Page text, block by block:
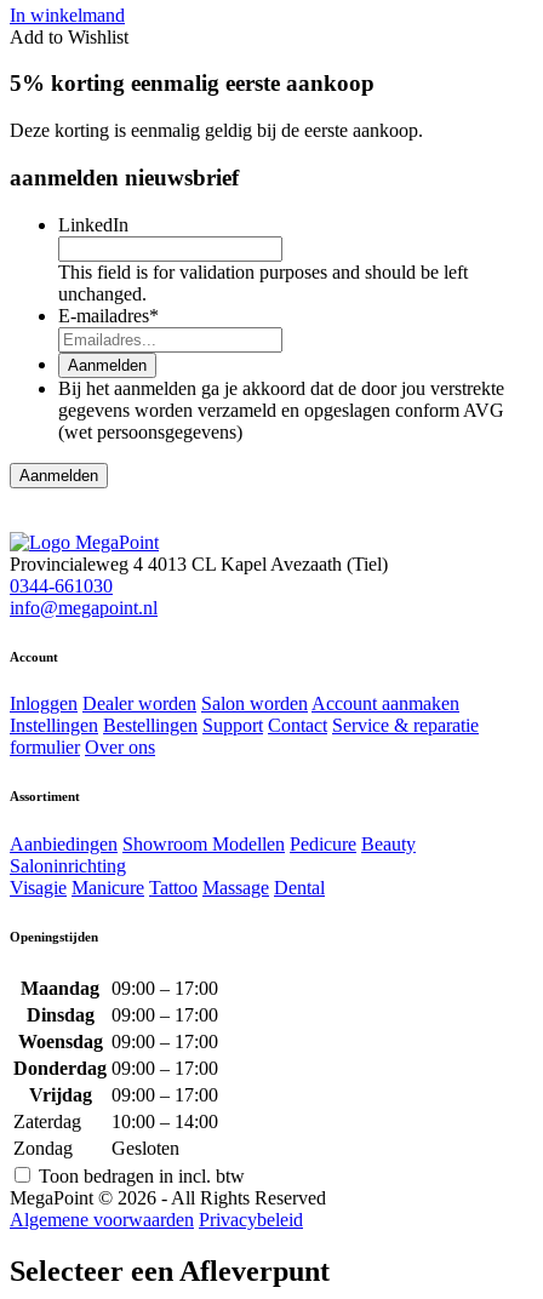
In winkelmand
Add to Wishlist
5% korting eenmalig eerste aankoop
Deze korting is eenmalig geldig bij de eerste aankoop.
aanmelden nieuwsbrief
LinkedIn
This field is for validation purposes and should be left
unchanged.
E-mailadres*
Aanmelden
Bij het aanmelden ga je akkoord dat de door jou verstrekte
gegevens worden verzameld en opgeslagen conform AVG
(wet persoonsgegevens)
Aanmelden
Provincialeweg 4 4013 CL Kapel Avezaath (Tiel)
0344-661030
info@megapoint.nl
Account
Inloggen Dealer worden Salon wordenAccount aanmaken
Instellingen Bestellingen Support Contact Service & reparatie
formulier Over ons
Assortiment
Aanbiedingen Showroom Modellen Pedicure Beauty
Saloninrichting
Visagie Manicure Tattoo Massage Dental
Openingstijden
Maandag 09:00 – 17:00
Dinsdag
09:00 – 17:00
Woensdag 09:00 – 17:00
Donderdag 09:00 – 17:00
Vrijdag
09:00 – 17:00
Zaterdag
10:00 – 14:00
Zondag
Gesloten
Toon bedragen in incl. btw
MegaPoint © 2026 - All Rights Reserved
Algemene voorwaarden Privacybeleid
Selecteer een Afleverpunt